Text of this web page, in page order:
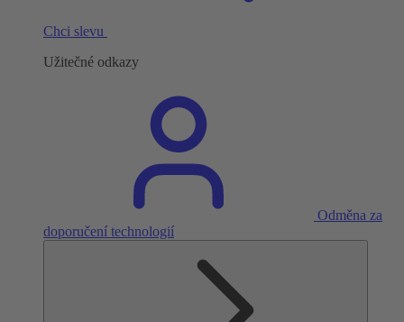
Chci slevu
Užitečné odkazy
Odměna za
doporučení technologií